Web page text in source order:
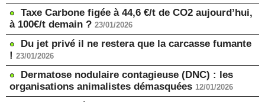
Taxe Carbone figée à 44,6 €/t de CO2 aujourd’hui,
à 100€/t demain ? 23/01/2026
Du jet privé il ne restera que la carcasse fumante
! 23/01/2026
Dermatose nodulaire contagieuse (DNC) : les
organisations animalistes démasquées 12/01/2026